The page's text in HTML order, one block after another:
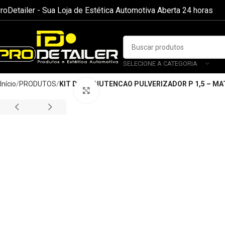
- Sua Loja de Estética Automotiva Aberta 24 horas
SELECIONE A CATEGORIA
Início PRODUTOS KIT DE MANUTENCAO PULVERIZADOR P 1,5 –